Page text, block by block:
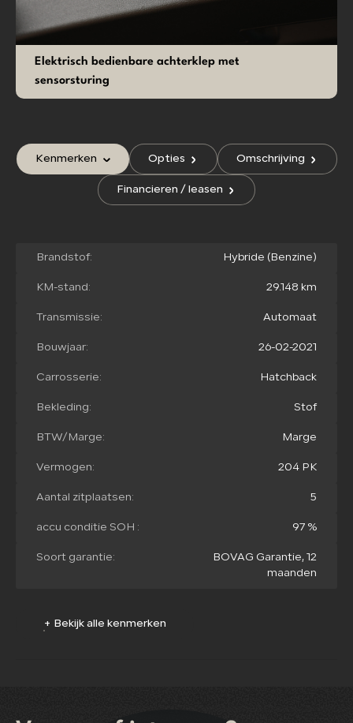
Elektrisch bedienbare achterklep met
sensorsturing
Kenmerken Opties Omschrijving
Financieren / leasen
Brandstof: Hybride (Benzine)
KM-stand: 29.148 km
Transmissie: Automaat
Bouwjaar: 26-02-2021
Carrosserie: Hatchback
Bekleding: Stof
BTW/Marge: Marge
Vermogen: 204 PK
Aantal zitplaatsen: 5
accu conditie SOH : 97 %
Soort garantie:
BOVAG Garantie, 12
maanden
+ Bekijk alle kenmerken